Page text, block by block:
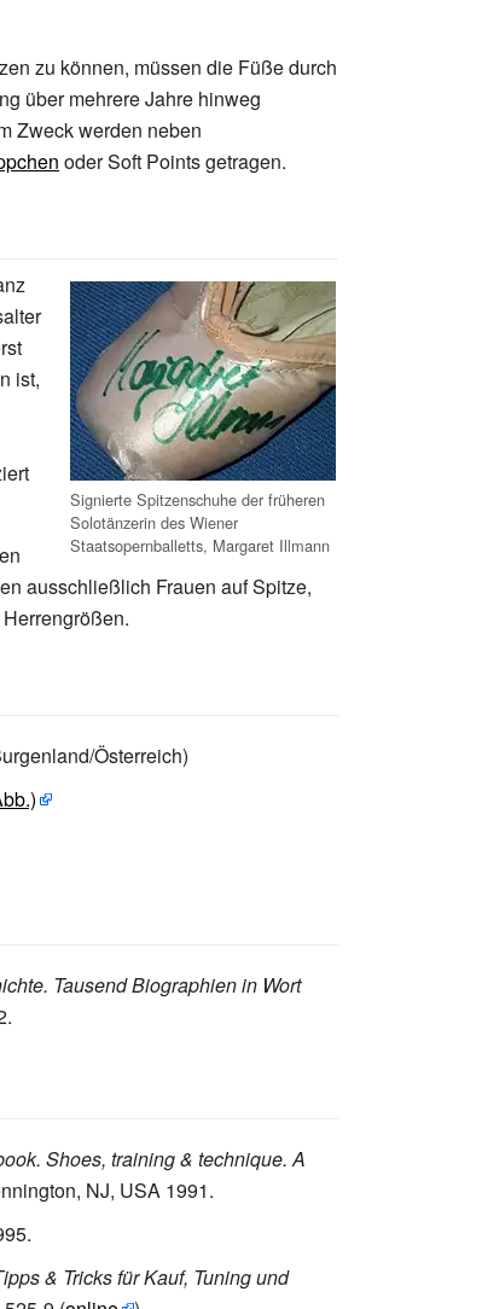
zu können, müssen die Füße durch
über mehrere Jahre hinweg
Zweck werden neben
oder Soft Points getragen.
Signierte Spitzenschuhe der früheren
Solotänzerin des Wiener
Staatsopernballetts, Margaret Illmann
ist,
ausschließlich Frauen auf Spitze,
Österreich)
Tausend Biographien in Wort
Shoes, training & technique. A
NJ, USA 1991.
& Tricks für Kauf, Tuning und